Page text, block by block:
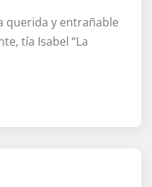
querida y entrañable
tía Isabel “La